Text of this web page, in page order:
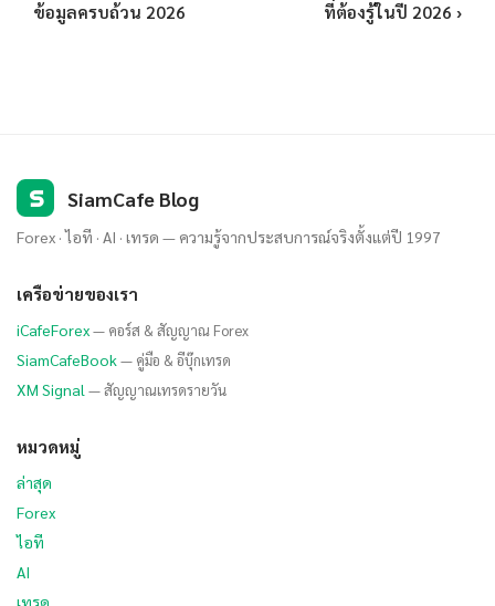
ข้อมูลครบถ้วน 2026
ที่ต้องรู้ในปี 2026 ›
S SiamCafe Blog
Forex · ไอที · AI · เทรด — ความรู้จากประสบการณ์จริงตั้งแต่ปี 1997
เครือข่ายของเรา
iCafeForex— คอร์ส & สัญญาณ Forex
SiamCafeBook— คู่มือ & อีบุ๊กเทรด
XM Signal — สัญญาณเทรดรายวัน
หมวดหมู่
ล่าสุด
Forex
ไอที
AI
เทรด